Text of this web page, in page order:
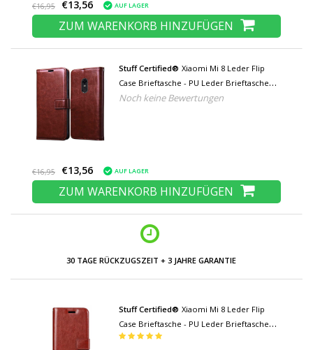
€16,95 €13,56 AUF LAGER
ZUM WARENKORB HINZUFÜGEN
Stuff Certified® Xiaomi Mi 8 Leder Flip
Case Brieftasche - PU Leder Brieftasche
Abdeckung Cas Case Brown
Noch keine Bewertungen
€16,95 €13,56 AUF LAGER
ZUM WARENKORB HINZUFÜGEN
30 TAGE RÜCKZUGSZEIT + 3 JAHRE GARANTIE
Stuff Certified® Xiaomi Mi 8 Leder Flip
Case Brieftasche - PU Leder Brieftasche
Cover Cas Case Rot